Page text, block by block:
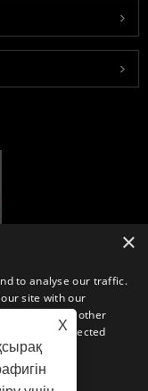
көптеген жылдық
алғашқы өндіруші
ингредиенттер мен
Біздің тәжірибеміз
пайдалы.
X
×
to analyse our traffic.
site with our
it with other
they’ve collected